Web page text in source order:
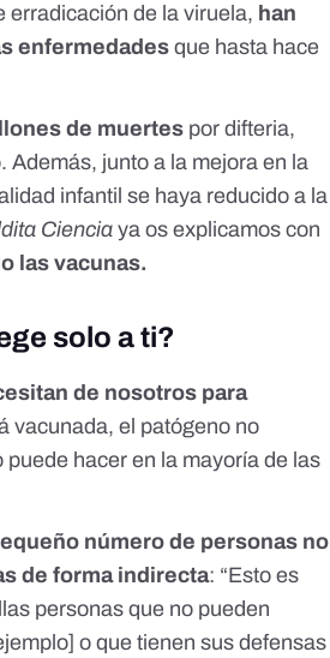
erradicación de la viruela, han
enfermedades que hasta hace
de muertes por difteria,
Además, junto a la mejora en la
infantil se haya reducido a la
Ciencia ya os explicamos con
las vacunas.
solo a ti?
de nosotros para
vacunada, el patógeno no
hacer en la mayoría de las
número de personas no
de forma indirecta: “Esto es
personas que no pueden
o que tienen sus defensas